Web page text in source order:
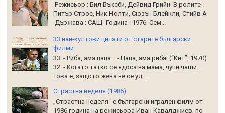
Режисьор : Бил Бъксби, Дейвид Грийн В ролите :
Питър Строс, Ник Нолти, Сюзън Блейкли, Стийв А
Държава : САЩ Година : 1976 Сем...
33 най-култови цитати от старите български
филми
33. - Риба, ама цаца... - Цаца, ама риба! (“Кит”, 1970)
32. - Когато татко се ядоса на мама, чупи чаши.
Това е, защото жена не се уд...
Страстна неделя (1986)
„Страстна неделя“ е български игрален филм от
1986 година на режисьора Иван Кавалджиев, по